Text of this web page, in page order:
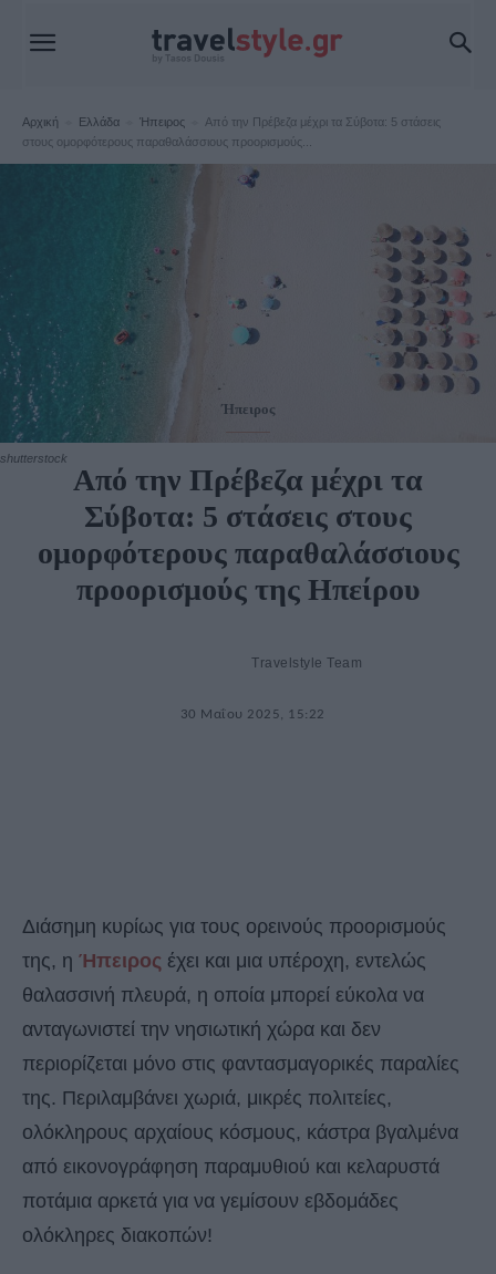
Αρχική Ελλάδα Ήπειρος
Από την Πρέβεζα μέχρι τα Σύβοτα: 5 στάσεις
στους ομορφότερους παραθαλάσσιους προορισμούς...
shutterstock
Ήπειρος
Από την Πρέβεζα μέχρι τα
Σύβοτα: 5 στάσεις στους
ομορφότερους παραθαλάσσιους
προορισμούς της Ηπείρου
Travelstyle Team
30 Μαΐου 2025, 15:22
Διάσημη κυρίως για τους ορεινούς προορισμούς
της, η Ήπειρος έχει και μια υπέροχη, εντελώς
θαλασσινή πλευρά, η οποία μπορεί εύκολα να
ανταγωνιστεί την νησιωτική χώρα και δεν
περιορίζεται μόνο στις φαντασμαγορικές παραλίες
της. Περιλαμβάνει χωριά, μικρές πολιτείες,
ολόκληρους αρχαίους κόσμους, κάστρα βγαλμένα
από εικονογράφηση παραμυθιού και κελαρυστά
ποτάμια αρκετά για να γεμίσουν εβδομάδες
ολόκληρες διακοπών!